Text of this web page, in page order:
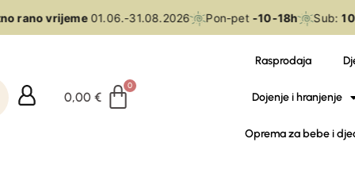
rano vrijeme01.06.-31.08.2026 Pon-pet-10-18h Sub:10-
0,00€
Rasprodaja
Dojenje i hranjenje
Oprema za bebe i